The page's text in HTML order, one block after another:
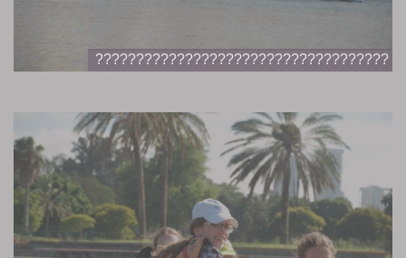
????????????????????????????????????